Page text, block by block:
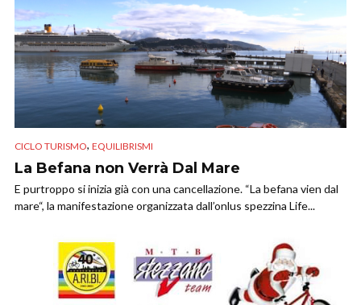
CICLO TURISMO, EQUILIBRISMI
La Befana non Verrà Dal Mare
E purtroppo si inizia già con una cancellazione. “La befana vien dal
mare“, la manifestazione organizzata dall’onlus spezzina Life...